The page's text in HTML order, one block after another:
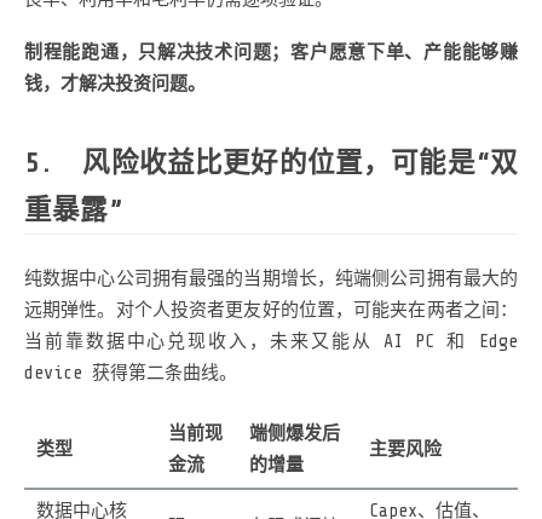
制程能跑通，只解决技术问题；客户愿意下单、产能能够赚
钱，才解决投资问题。
风险收益比更好的位置，可能是“双
重暴露”
纯数据中心公司拥有最强的当期增长，纯端侧公司拥有最大的
远期弹性。对个人投资者更友好的位置，可能夹在两者之间：
当前靠数据中心兑现收入，未来又能从 AI PC 和 Edge
device 获得第二条曲线。
类型
当前现
金流
端侧爆发后
的增量
主要风险
数据中心核
Capex、估值、